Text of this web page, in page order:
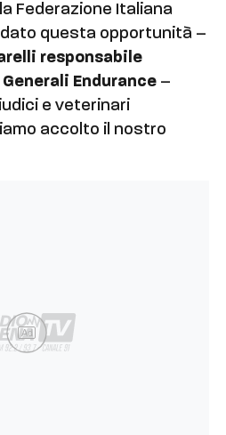
Federazione Italiana
questa opportunità –
responsabile
Endurance –
e veterinari
accolto il nostro
Ad